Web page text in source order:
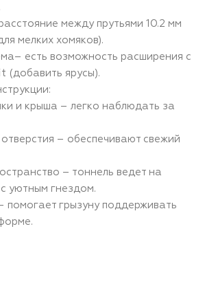
между прутьями 10.2 мм
мелких хомяков).
есть возможность расширения с
(добавить ярусы).
и крыша – легко наблюдать за
– обеспечивают свежий
– тоннель ведет на
уютным гнездом.
помогает грызуну поддерживать